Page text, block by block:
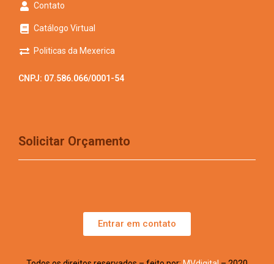
Contato
Catálogo Virtual
Politicas da Mexerica
CNPJ: 07.586.066/0001-54
Solicitar Orçamento
Entrar em contato